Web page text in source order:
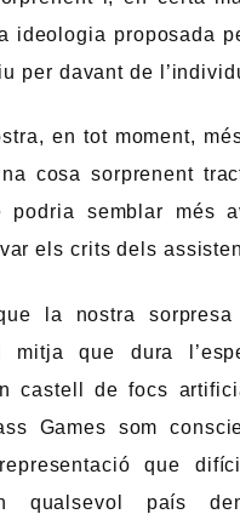
ideologia proposada
per davant de
en tot moment,
cosa sorprenent
podria semblar més
els crits dels
la nostra sorpresa
mitja que dura
castell de focs
Games som
que
qualsevol país